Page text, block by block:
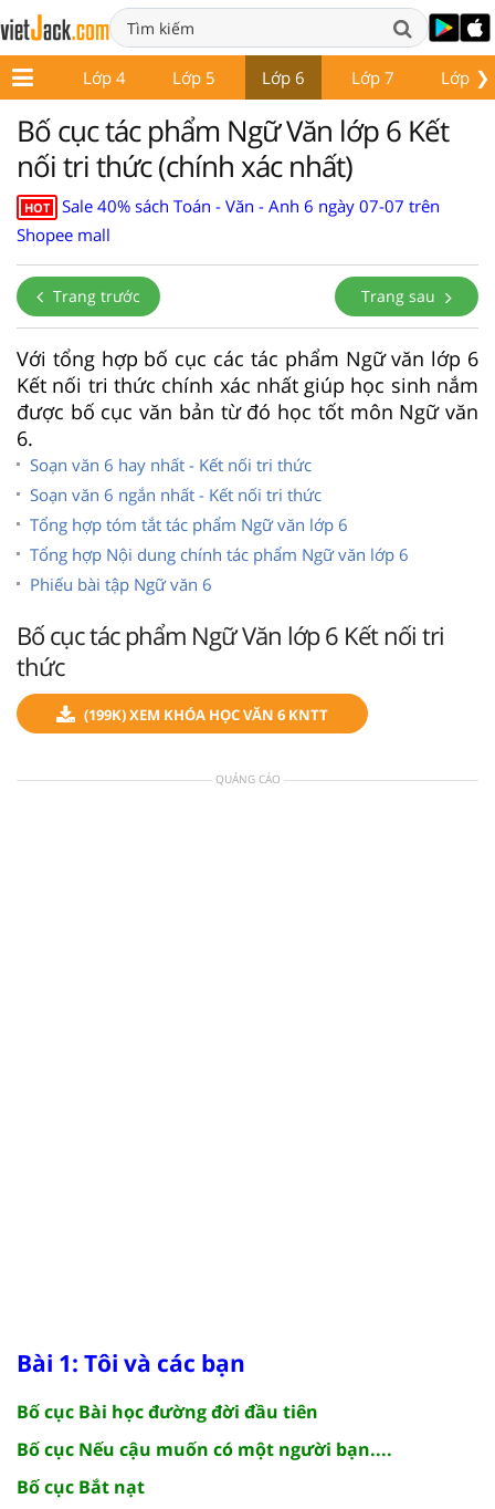
❯
3 Lớp 4 Lớp 5 Lớp 6 Lớp 7 Lớp 8
Bố cục tác phẩm Ngữ Văn lớp 6 Kết
nối tri thức (chính xác nhất)
HOT
Sale 40% sách Toán - Văn - Anh 6 ngày 07-07 trên
Shopee mall
Trang trước Trang sau
Với tổng hợp bố cục các tác phẩm Ngữ văn lớp 6
Kết nối tri thức chính xác nhất giúp học sinh nắm
được bố cục văn bản từ đó học tốt môn Ngữ văn
6.
Soạn văn 6 hay nhất - Kết nối tri thức
Soạn văn 6 ngắn nhất - Kết nối tri thức
Tổng hợp tóm tắt tác phẩm Ngữ văn lớp 6
Tổng hợp Nội dung chính tác phẩm Ngữ văn lớp 6
Phiếu bài tập Ngữ văn 6
Bố cục tác phẩm Ngữ Văn lớp 6 Kết nối tri
thức
(199K) XEM KHÓA HỌC VĂN 6 KNTT
QUẢNG CÁO
Bài 1: Tôi và các bạn
Bố cục Bài học đường đời đầu tiên
Bố cục Nếu cậu muốn có một người bạn....
Bố cục Bắt nạt